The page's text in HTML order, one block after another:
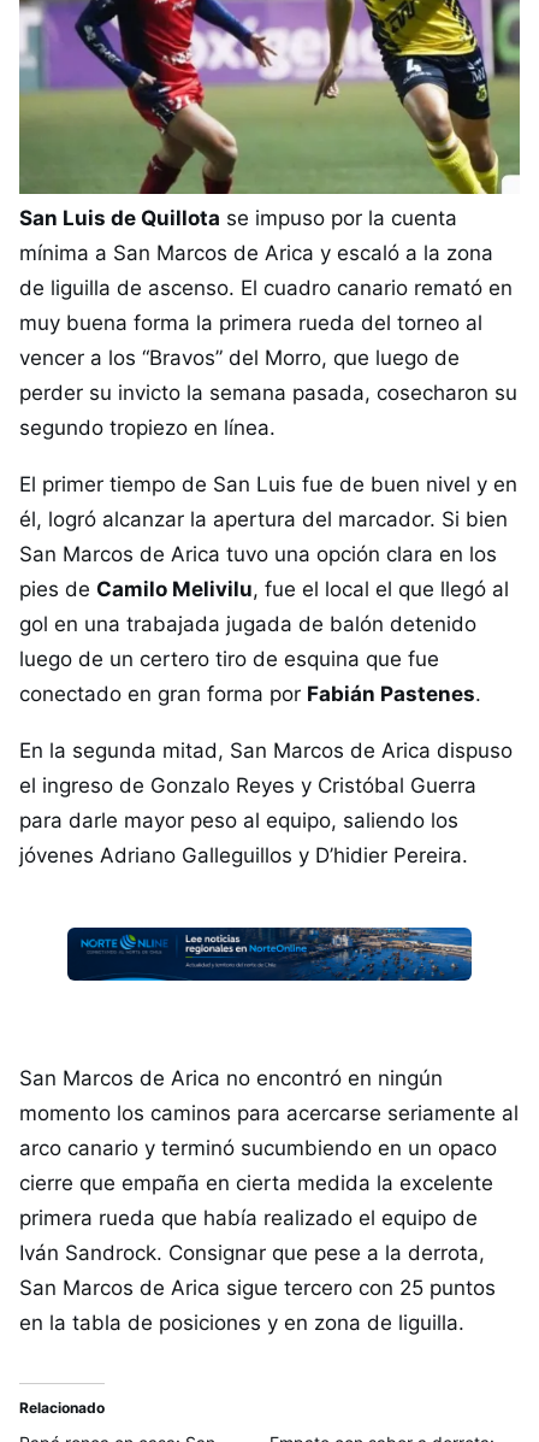
San Luis de Quillota se impuso por la cuenta
mínima a San Marcos de Arica y escaló a la zona
de liguilla de ascenso. El cuadro canario remató en
muy buena forma la primera rueda del torneo al
vencer a los “Bravos” del Morro, que luego de
perder su invicto la semana pasada, cosecharon su
segundo tropiezo en línea.
El primer tiempo de San Luis fue de buen nivel y en
él, logró alcanzar la apertura del marcador. Si bien
San Marcos de Arica tuvo una opción clara en los
pies de Camilo Melivilu, fue el local el que llegó al
gol en una trabajada jugada de balón detenido
luego de un certero tiro de esquina que fue
conectado en gran forma por Fabián Pastenes.
En la segunda mitad, San Marcos de Arica dispuso
el ingreso de Gonzalo Reyes y Cristóbal Guerra
para darle mayor peso al equipo, saliendo los
jóvenes Adriano Galleguillos y D’hidier Pereira.
San Marcos de Arica no encontró en ningún
momento los caminos para acercarse seriamente al
arco canario y terminó sucumbiendo en un opaco
cierre que empaña en cierta medida la excelente
primera rueda que había realizado el equipo de
Iván Sandrock. Consignar que pese a la derrota,
San Marcos de Arica sigue tercero con 25 puntos
en la tabla de posiciones y en zona de liguilla.
Relacionado